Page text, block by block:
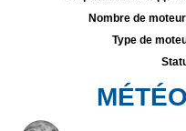
Nombre de
Type de